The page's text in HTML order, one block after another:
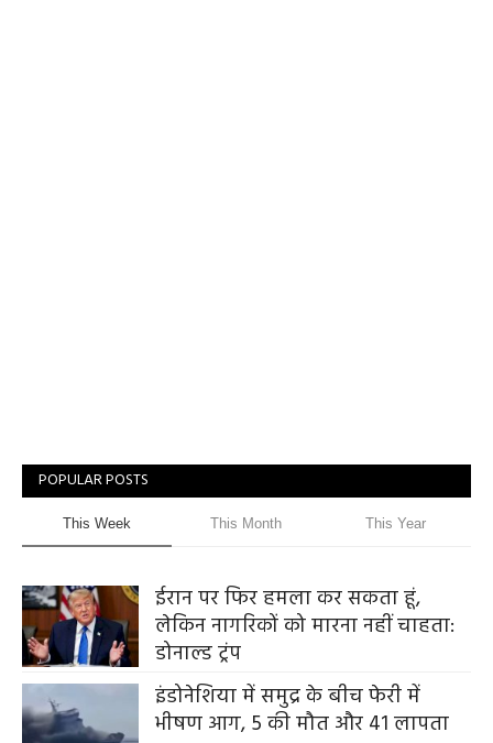
POPULAR POSTS
This Week This Month This Year
ईरान पर फिर हमला कर सकता हूं,
लेकिन नागरिकों को मारना नहीं चाहता:
डोनाल्ड ट्रंप
इंडोनेशिया में समुद्र के बीच फेरी में
भीषण आग, 5 की मौत और 41 लापता